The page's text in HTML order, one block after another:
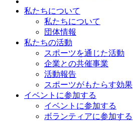
私たちについて
私たちについて
団体情報
私たちの活動
スポーツを通じた活動
企業との共催事業
活動報告
スポーツがもたらす効果
イベントに参加する
イベントに参加する
ボランティアに参加する